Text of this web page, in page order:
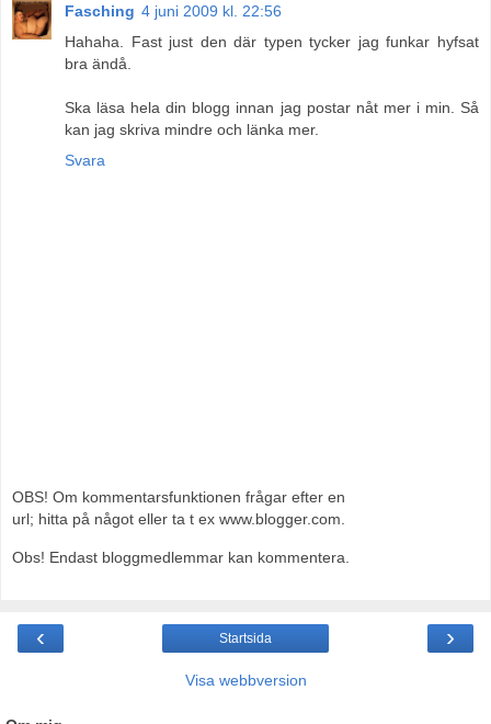
Fasching 4 juni 2009 kl. 22:56
Hahaha. Fast just den där typen tycker jag funkar hyfsat
bra ändå.
Ska läsa hela din blogg innan jag postar nåt mer i min. Så
kan jag skriva mindre och länka mer.
Svara
OBS! Om kommentarsfunktionen frågar efter en
url; hitta på något eller ta t ex www.blogger.com.
Obs! Endast bloggmedlemmar kan kommentera.
‹ ›
Startsida
Visa webbversion